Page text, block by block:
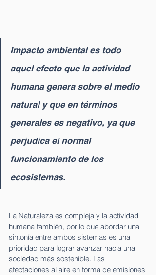
Impacto ambiental es todo
aquel efecto que la actividad
humana genera sobre el medio
natural y que en términos
generales es negativo, ya que
perjudica el normal
funcionamiento de los
ecosistemas.
La Naturaleza es compleja y la actividad
humana también, por lo que abordar una
sintonía entre ambos sistemas es una
prioridad para lograr avanzar hacia una
sociedad más sostenible. Las
afectaciones al aire en forma de emisiones